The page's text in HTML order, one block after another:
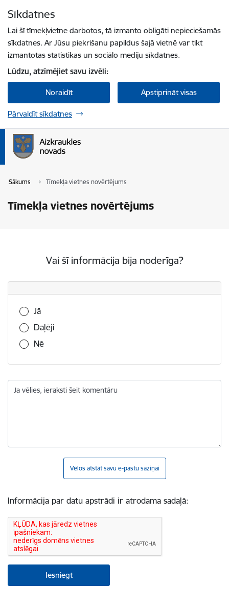
Sīkdatnes
Lai šī tīmekļvietne darbotos, tā izmanto obligāti nepieciešamās
sīkdatnes. Ar Jūsu piekrišanu papildus šajā vietnē var tikt
izmantotas statistikas un sociālo mediju sīkdatnes.
Lūdzu, atzīmējiet savu izvēli:
Noraidīt Apstiprināt visas
Pārvaldīt sīkdatnes
Sākums Tīmekļa vietnes novērtējums
Tīmekļa vietnes novērtējums
Vai šī informācija bija noderīga?
Vai šī informācija bija noderīga?
Jā
Daļēji
Nē
Ja vēlies, ieraksti šeit komentāru
Vēlos atstāt savu e-pastu saziņai
Informācija par datu apstrādi ir atrodama sadaļā: